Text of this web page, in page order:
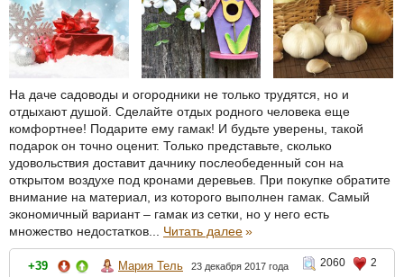
На даче садоводы и огородники не только трудятся, но и
отдыхают душой. Сделайте отдых родного человека еще
комфортнее! Подарите ему гамак! И будьте уверены, такой
подарок он точно оценит. Только представьте, сколько
удовольствия доставит дачнику послеобеденный сон на
открытом воздухе под кронами деревьев. При покупке обратите
внимание на материал, из которого выполнен гамак. Самый
экономичный вариант – гамак из сетки, но у него есть
множество недостатков... Читать далее»
+39 Мария Тель 23 декабря 2017 года 2060
2